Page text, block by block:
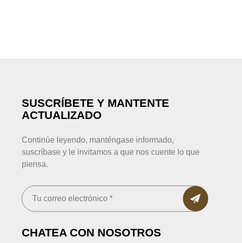
SUSCRÍBETE Y MANTENTE
ACTUALIZADO
Continúe leyendo, manténgase informado,
suscríbase y le invitamos a que nos cuente lo que
piensa.
CHATEA CON NOSOTROS